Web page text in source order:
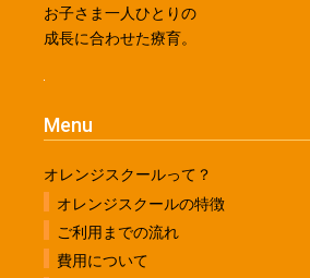
お子さま一人ひとりの
成長に合わせた療育。
Menu
オレンジスクールって？
オレンジスクールの特徴
ご利用までの流れ
費用について